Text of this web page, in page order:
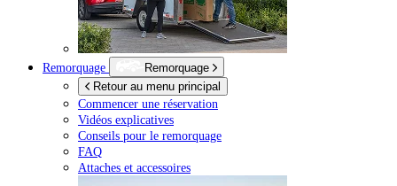
Remorquage
Remorquage
Retour au menu principal
Commencer une réservation
Vidéos explicatives
Conseils pour le remorquage
FAQ
Attaches et accessoires